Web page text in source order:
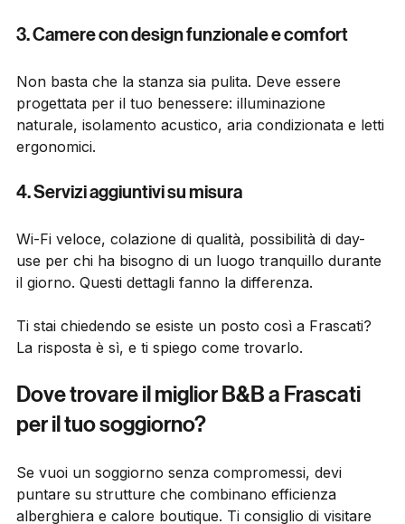
Non basta che la stanza sia pulita. Deve essere
progettata per il tuo benessere: illuminazione
naturale, isolamento acustico, aria condizionata e letti
Wi-Fi veloce, colazione di qualità, possibilità di day-
use per chi ha bisogno di un luogo tranquillo durante
Ti stai chiedendo se esiste un posto così a Frascati?
Dove trovare il miglior B&B a Frascati
per il tuo soggiorno?
Se vuoi un soggiorno senza compromessi, devi
puntare su strutture che combinano efficienza